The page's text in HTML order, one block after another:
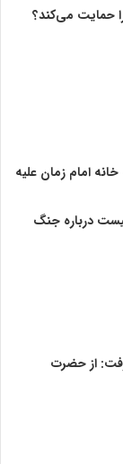
حمایت می‌کند؟
امام زمان علیه
درباره جنگ
از حضرت